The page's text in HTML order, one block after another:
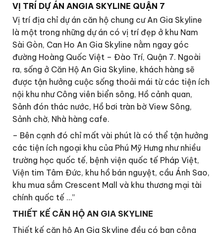
VỊ TRÍ DỰ ÁN ANGIA SKYLINE QUẬN 7
Vị trí địa chỉ dự án căn hộ chung cư An Gia Skyline
là một trong những dự án có vị trí đẹp ở khu Nam
Sài Gòn, Can Ho An Gia Skyline nằm ngay góc
đường Hoàng Quốc Việt – Đào Trí, Quận 7. Ngoài
ra, sống ở Căn Hộ An Gia Skyline, khách hàng sẽ
được tận hưởng cuộc sống thoải mái từ các tiện ích
nội khu như Công viên biển sông, Hồ cảnh quan,
Sảnh đón thác nước, Hồ bơi tràn bờ View Sông,
Sảnh chờ, Nhà hàng cafe.
– Bên cạnh đó chỉ mất vài phút là có thể tận hưởng
các tiện ích ngoại khu của Phú Mỹ Hưng như nhiều
trường học quốc tế, bệnh viện quốc tế Pháp Việt,
Viện tim Tâm Đức, khu hồ bán nguyệt, cầu Ánh Sao,
khu mua sắm Crescent Mall và khu thương mại tài
chính quốc tế …”
THIẾT KẾ CĂN HỘ AN GIA SKYLINE
Thiết kế căn hộ An Gia Skyline đều có ban công